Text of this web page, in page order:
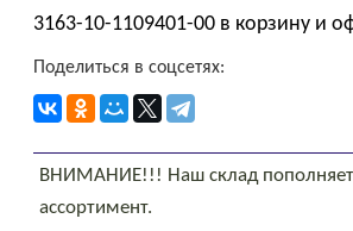
3163-10-1109401-00 в корзину и
Поделиться в соцсетях:
ВНИМАНИЕ!!! Наш склад
ассортимент.